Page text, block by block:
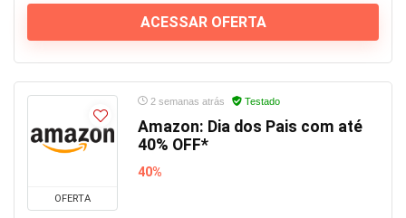
Ferramentas
Games
Geral
Imagem e Vídeo
Infantil
Informática
Joias e Relógios
ACESSAR OFERTA
OFERTA
2 semanas atrás Testado
Amazon: Dia dos Pais com até
40% OFF*
40%